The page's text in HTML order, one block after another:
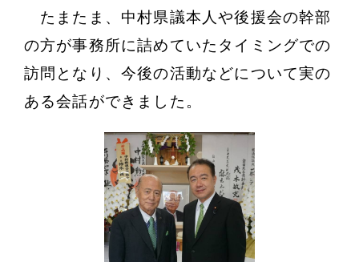
たまたま、中村県議本人や後援会の幹部
の方が事務所に詰めていたタイミングでの
訪問となり、今後の活動などについて実の
ある会話ができました。